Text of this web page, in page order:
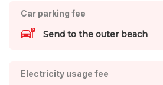
Car parking fee
Send to the outer beach
Electricity usage fee